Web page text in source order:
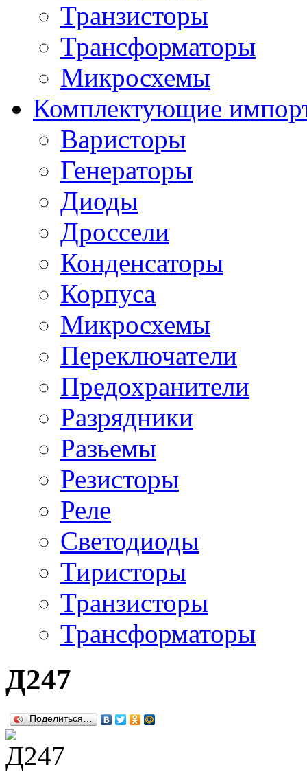
Транзисторы
Трансформаторы
Микросхемы
Комплектующие
Варисторы
Генераторы
Диоды
Дроссели
Конденсаторы
Корпуса
Микросхемы
Переключатели
Предохранители
Разрядники
Разьемы
Резисторы
Реле
Светодиоды
Тиристоры
Транзисторы
Трансформаторы
Д247
Поделиться…